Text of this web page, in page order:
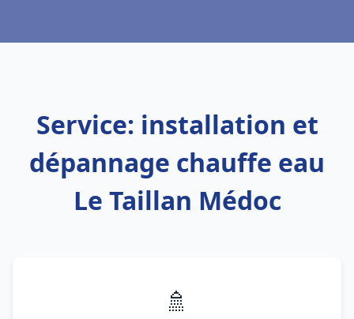
Service: installation et
dépannage chauffe eau
Le Taillan Médoc
🚿